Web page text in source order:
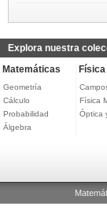
Explora nuestra
Matemáticas
Geometría
Cálculo
Probabilidad
Álgebra
Física
Física
Óptica